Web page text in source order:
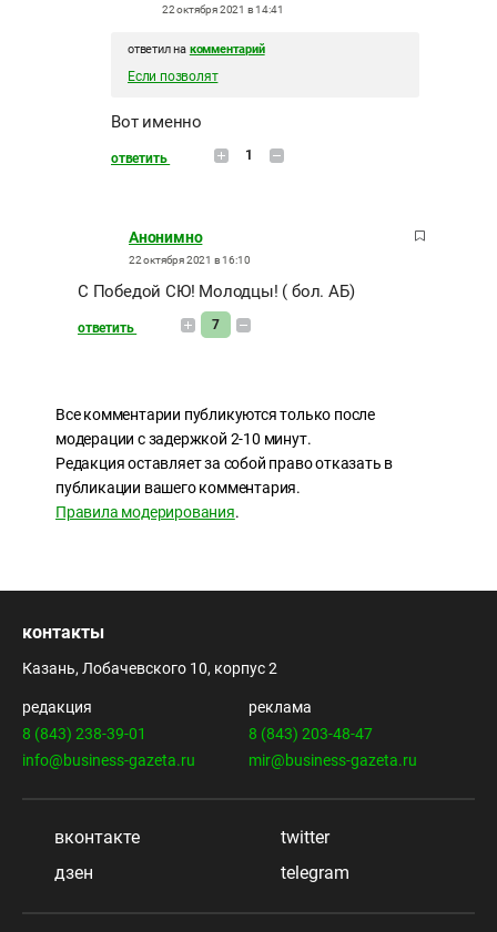
22 октября 2021 в 14:41
ответил на комментарий
Если позволят
Вот именно
ответить 1
Анонимно
22 октября 2021 в 16:10
С Победой СЮ! Молодцы! ( бол. АБ)
ответить 7
Все комментарии публикуются только после
модерации с задержкой 2-10 минут.
Редакция оставляет за собой право отказать в
публикации вашего комментария.
Правила модерирования.
контакты
Казань, Лобачевского 10, корпус 2
редакция
8 (843) 238-39-01
info@business-gazeta.ru
реклама
8 (843) 203-48-47
mir@business-gazeta.ru
вконтакте
twitter
дзен
telegram